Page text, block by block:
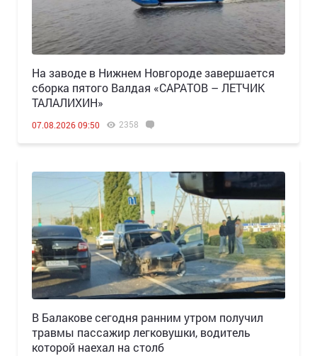
Н️а заводе в Нижнем Новгороде завершается
сборка пятого Валдая «САРАТОВ – ЛЕТЧИК
ТАЛАЛИХИН»
07.08.2026 09:50 2358
В Балакове сегодня ранним утром получил
травмы пассажир легковушки, водитель
которой наехал на столб